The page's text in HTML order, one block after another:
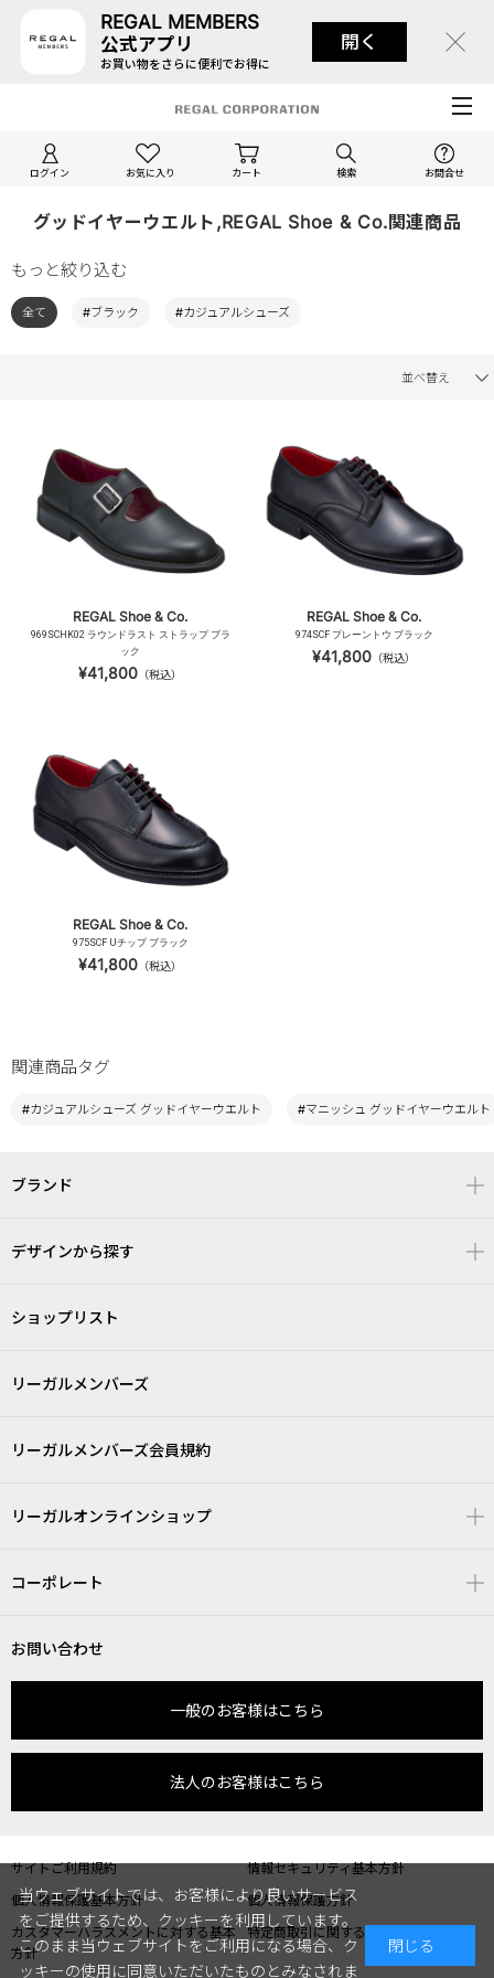
REGAL MEMBERS
公式アプリ
お買い物をさらに便利でお得に
開く
ログイン お気に入り カート 検索 お問合せ
グッドイヤーウエルト,REGAL Shoe & Co.関連商品
もっと絞り込む
全て #ブラック #カジュアルシューズ
並べ替え
REGAL Shoe & Co.
969SCHK02 ラウンドラスト ストラップ ブラ
ック
¥41,800 （税込）
REGAL Shoe & Co.
974SCF プレーントウ ブラック
¥41,800 （税込）
REGAL Shoe & Co.
975SCF Uチップ ブラック
¥41,800 （税込）
関連商品タグ
#カジュアルシューズ グッドイヤーウエルト #マニッシュ グッドイヤーウエルト
ブランド
デザインから探す
ショップリスト
リーガルメンバーズ
リーガルメンバーズ会員規約
リーガルオンラインショップ
コーポレート
お問い合わせ
一般のお客様はこちら
法人のお客様はこちら
サイトご利用規約
情報セキュリティ基本方針
個人情報保護基本方針
個人情報保護方針
カスタマーハラスメントに対する基本
方針
特定商取引に関する表記
当ウェブサイトでは、お客様により良いサービス
をご提供するため、クッキーを利用しています。
このまま当ウェブサイトをご利用になる場合、ク
ッキーの使用に同意いただいたものとみなされま
閉じる